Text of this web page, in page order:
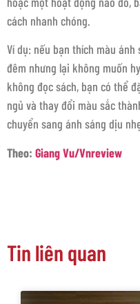
cách nhanh chóng.
Ví dụ: nếu bạn thích màu
đêm nhưng lại không muốn
không đọc sách, bạn có thể
ngủ và thay đổi màu sắc
chuyển sang ánh sáng dịu
Theo: Giang Vu/Vnreview
Tin liên quan